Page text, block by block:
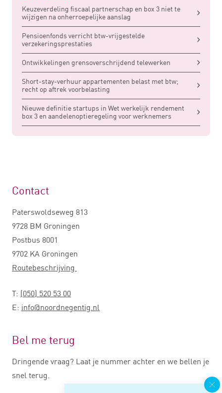
Keuzeverdeling fiscaal partnerschap en box 3 niet te
wijzigen na onherroepelijke aanslag
Pensioenfonds verricht btw-vrijgestelde
verzekeringsprestaties
Ontwikkelingen grensoverschrijdend telewerken
Short-stay-verhuur appartementen belast met btw;
recht op aftrek voorbelasting
Nieuwe definitie startups in Wet werkelijk rendement
box 3 en aandelenoptieregeling voor werknemers
Contact
Paterswoldseweg 813
9728 BM Groningen
Postbus 8001
9702 KA Groningen
Routebeschrijving
T: (050) 520 53 00
E: info@noordnegentig.nl
Bel me terug
Dringende vraag? Laat je nummer achter en we bellen je
snel terug.